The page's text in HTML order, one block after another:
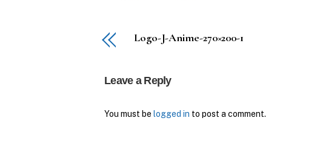
Logo-J-Anime-270×200-1
Leave a Reply
You must be logged in to post a comment.